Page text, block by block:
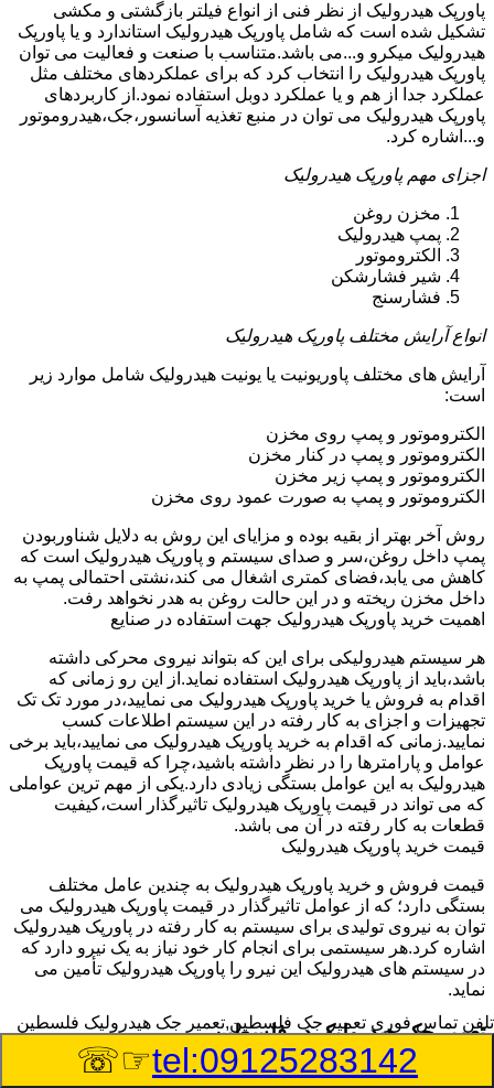
پاورپک هیدرولیک از نظر فنی از انواع فیلتر بازگشتی و مکشی
تشکیل شده است که شامل پاورپک هیدرولیک استاندارد و یا پاورپک
هیدرولیک میکرو و...می باشد.متناسب با صنعت و فعالیت می توان
پاورپک هیدرولیک را انتخاب کرد که برای عملکردهای مختلف مثل
عملکرد جدا از هم و یا عملکرد دوبل استفاده نمود.از کاربردهای
پاورپک هیدرولیک می توان در منبع تغذیه آسانسور،جک،هیدروموتور
و...اشاره کرد.
اجزای مهم پاورپک هیدرولیک
مخزن روغن
پمپ هیدرولیک
الکتروموتور
شیر فشارشکن
فشارسنج
انواع آرایش مختلف پاورپک هیدرولیک
آرایش های مختلف پاوریونیت یا یونیت هیدرولیک شامل موارد زیر
است:
الکتروموتور و پمپ روی مخزن
الکتروموتور و پمپ در کنار مخزن
الکتروموتور و پمپ زیر مخزن
الکتروموتور و پمپ به صورت عمود روی مخزن
روش آخر بهتر از بقیه بوده و مزایای این روش به دلایل شناوربودن
پمپ داخل روغن،سر و صدای سیستم و پاورپک هیدرولیک است که
کاهش می یابد،فضای کمتری اشغال می کند،نشتی احتمالی پمپ به
داخل مخزن ریخته و در این حالت روغن به هدر نخواهد رفت.
اهمیت خرید پاورپک هیدرولیک جهت استفاده در صنایع
هر سیستم هیدرولیکی برای این که بتواند نیروی محرکی داشته
باشد،باید از پاورپک هیدرولیک استفاده نماید.از این رو زمانی که
اقدام به فروش یا خرید پاورپک هیدرولیک می نمایید،در مورد تک تک
تجهیزات و اجزای به کار رفته در این سیستم اطلاعات کسب
نمایید.زمانی که اقدام به خرید پاورپک هیدرولیک می نمایید،باید برخی
عوامل و پارامترها را در نظر داشته باشید،چرا که قیمت پاورپک
هیدرولیک به این عوامل بستگی زیادی دارد.یکی از مهم ترین عواملی
که می تواند در قیمت پاورپک هیدرولیک تاثیرگذار است،کیفیت
قطعات به کار رفته در آن می باشد.
قیمت خرید پاورپک هیدرولیک
قیمت فروش و خرید پاورپک هیدرولیک به چندین عامل مختلف
بستگی دارد؛ که از عوامل تاثیرگذار در قیمت پاورپک هیدرولیک می
توان به نیروی تولیدی برای سیستم به کار رفته در پاورپک هیدرولیک
اشاره کرد.هر سیستمی برای انجام کار خود نیاز به یک نیرو دارد که
در سیستم های هیدرولیک این نیرو را پاورپک هیدرولیک تأمین می
نماید.
تعمیر جک هیدرولیک در فلسطین
وسیله‎ای که با عملکرد خود موجب بلند شدن اهرم و یا وزن سنگین
تلفن تماس فوری تعمیر جک فلسطین,تعمیر جک هیدرولیک فلسطین
tel:09125283142
☞☏